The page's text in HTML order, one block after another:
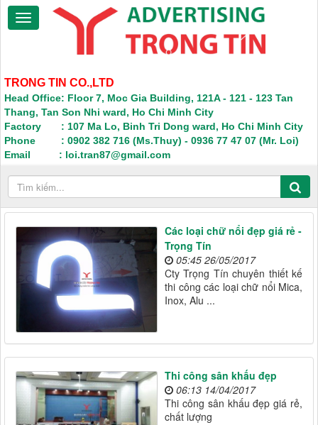
TRONG TIN CO.,LTD
Head Office: Floor 7, Moc Gia Building, 121A - 121 - 123 Tan
Thang, Tan Son Nhi ward, Ho Chi Minh City
Factory : 107 Ma Lo, Binh Tri Dong ward, Ho Chi Minh City
Phone : 0902 382 716 (Ms.Thuy) - 0936 77 47 07 (Mr. Loi)
Email : loi.tran87@gmail.com
Các loại chữ nổi đẹp giá rẻ -
Trọng Tín
05:45 26/05/2017
Cty Trọng Tín chuyên thiết kế
thi công các loại chữ nổi Mica,
Inox, Alu ...
Thi công sân khấu đẹp
06:13 14/04/2017
Thi công sân khấu đẹp giá rẻ,
chất lượng